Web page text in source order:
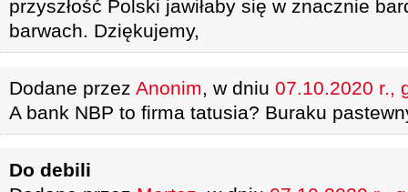
przyszłość Polski jawiłaby się w znacznie
barwach. Dziękujemy,
Dodane przez Anonim, w dniu 07.10.2020 r.,
A bank NBP to firma tatusia? Buraku
Do debili